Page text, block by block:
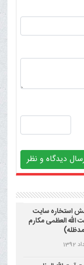
دیدگاه و نظر
استخاره سایت
العظمی مکارم